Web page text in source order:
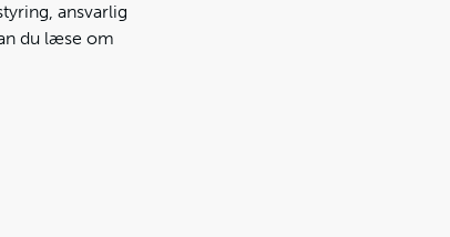
ansvarlig
du læse om